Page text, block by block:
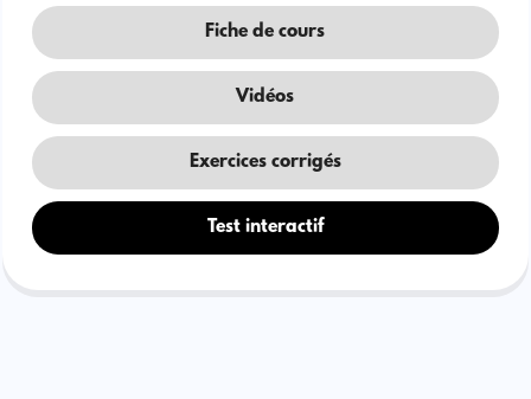
Fiche de cours
Vidéos
Exercices corrigés
Test interactif